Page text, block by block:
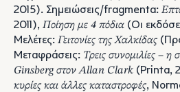
2015). Σημειώσεις/fragmenta:
2011), Ποίηση με 4 πόδια (Οι
Μελέτες: Γειτονίες της Χαλκίδας
Mεταφράσεις: Τρεις συνομιλίες – η
Ginsberg στον Allan Clark (Printa,
κυρίες και άλλες καταστροφές,